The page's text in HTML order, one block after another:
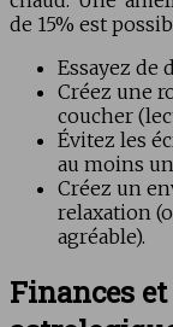
de 15% est
Essayez de
Créez une
coucher
Évitez les
au moins
Créez un
relaxation
agréable).
Finances